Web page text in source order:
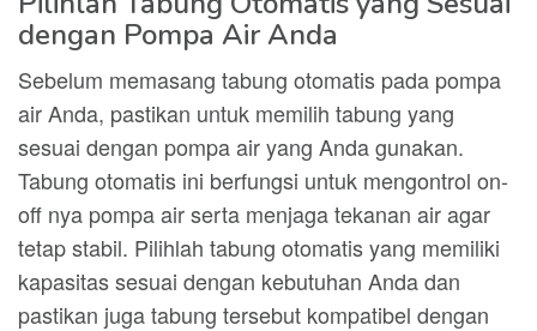
dengan Pompa Air Anda
Sebelum memasang tabung otomatis pada pompa
air Anda, pastikan untuk memilih tabung yang
sesuai dengan pompa air yang Anda gunakan.
Tabung otomatis ini berfungsi untuk mengontrol on-
off nya pompa air serta menjaga tekanan air agar
tetap stabil. Pilihlah tabung otomatis yang memiliki
kapasitas sesuai dengan kebutuhan Anda dan
pastikan juga tabung tersebut kompatibel dengan